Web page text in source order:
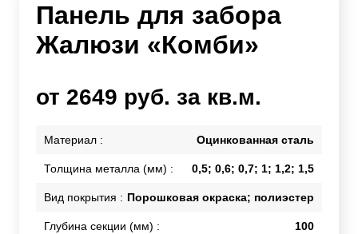
Панель для забора
Жалюзи «Комби»
от 2649 руб. за кв.м.
Материал : Оцинкованная сталь
Толщина металла (мм) : 0,5; 0,6; 0,7; 1; 1,2; 1,5
Вид покрытия : Порошковая окраска; полиэстер
Глубина секции (мм) : 100